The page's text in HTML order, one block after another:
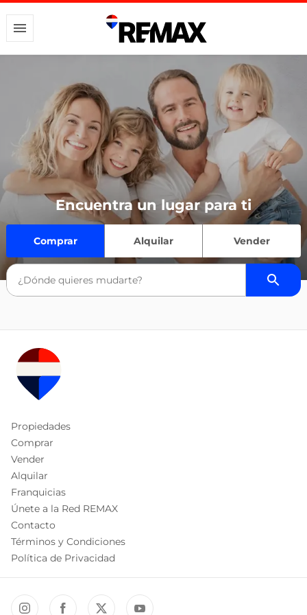
Encuentra un lugar para ti
Comprar Alquilar Vender
Propiedades
Comprar
Vender
Alquilar
Franquicias
Únete a la Red REMAX
Contacto
Términos y Condiciones
Política de Privacidad